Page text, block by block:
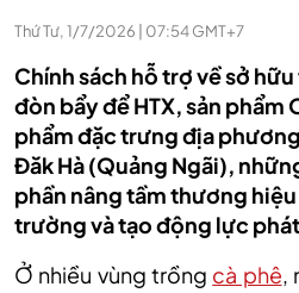
Thứ Tư, 1/7/2026 | 07:54 GMT+7
Chính sách hỗ trợ về sở
đòn bẩy để HTX, sản phẩm
phẩm đặc trưng địa
Đăk Hà (Quảng Ngãi),
phần nâng tầm thương
trường và tạo động lực
Ở nhiều vùng trồng cà phê,